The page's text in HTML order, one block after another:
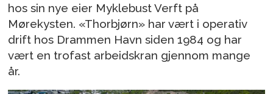
hos sin nye eier Myklebust Verft på
Mørekysten. «Thorbjørn» har vært i operativ
drift hos Drammen Havn siden 1984 og har
vært en trofast arbeidskran gjennom mange
år.